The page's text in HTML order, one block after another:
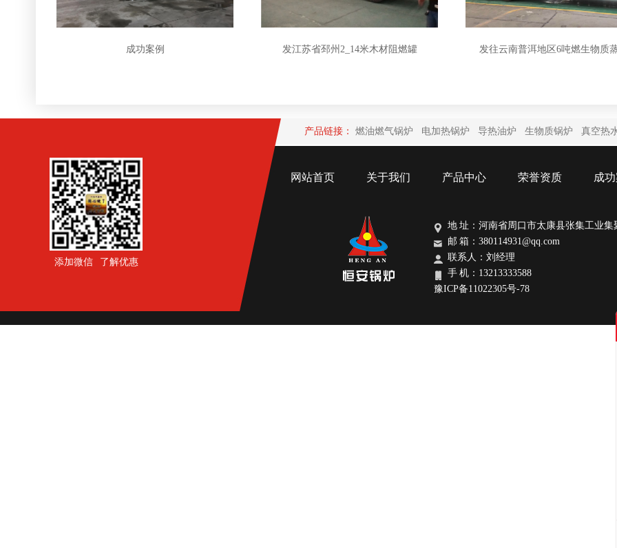
成功案例 发江苏省邳州2_14米木材阻燃罐 发往云南普洱地区6吨燃生物质
产品链接： 燃油燃气锅炉 电加热锅炉 导热油炉 生物质锅炉 真空热
添加微信 了解优惠
网站首页 关于我们 产品中心 荣誉资质 成
地 址：河南省周口市太康县张集工业集
邮 箱：380114931@qq.com
联系人：刘经理
手 机：13213333588
豫ICP备11022305号-78